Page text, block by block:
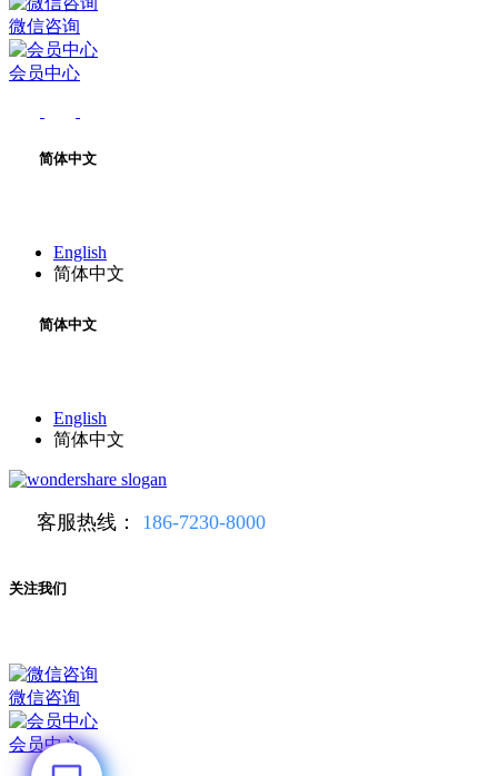
微信咨询
会员中心
简体中文
English
简体中文
简体中文
English
简体中文
客服热线： 186-7230-8000
关注我们
微信咨询
会员中心